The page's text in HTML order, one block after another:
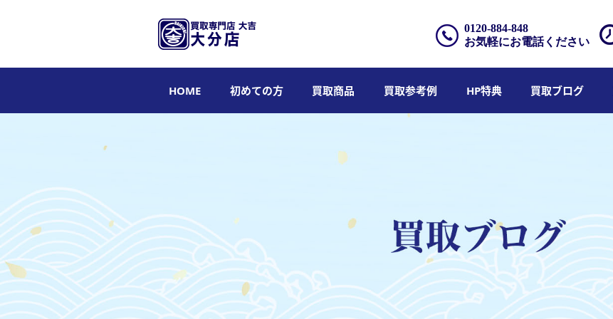
0120-884-848
お気軽にお電話ください
HOME 初めての方 買取商品 買取参考例 HP特典 買取ブログ